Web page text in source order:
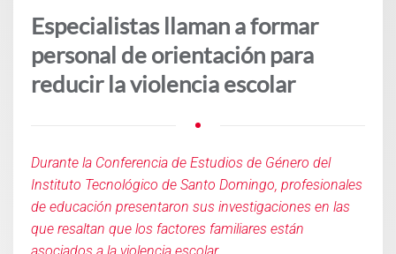
Especialistas llaman a formar
personal de orientación para
reducir la violencia escolar
Durante la Conferencia de Estudios de Género del
Instituto Tecnológico de Santo Domingo, profesionales
de educación presentaron sus investigaciones en las
que resaltan que los factores familiares están
asociados a la violencia escolar